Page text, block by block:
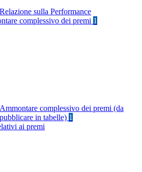
Relazione sulla Performance
complessivo dei premi 1
Ammontare complessivo dei premi (da
pubblicare in tabelle) 1
ai premi